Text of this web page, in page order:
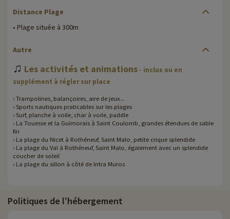
Distance Plage
• Plage située à 300m
Autre
♫ Les activités et animations - inclus ou en
supplément à régler sur place
› Trampolines, balançoires, aire de jeux...
› Sports nautiques praticables sur les plages
› Surf, planche à voile, char à voile, paddle
› La Touesse et la Guimorais à Saint Coulomb, grandes étendues de sable
fin
› La plage du Nicet à Rothéneuf, Saint Malo, petite crique splendide
› La plage du Val à Rothéneuf, Saint Malo, également avec un splendide
coucher de soleil
› La plage du sillon à côté de Intra Muros
Politiques de l'hébergement